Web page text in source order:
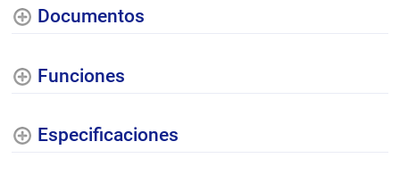
Documentos
Funciones
Especificaciones